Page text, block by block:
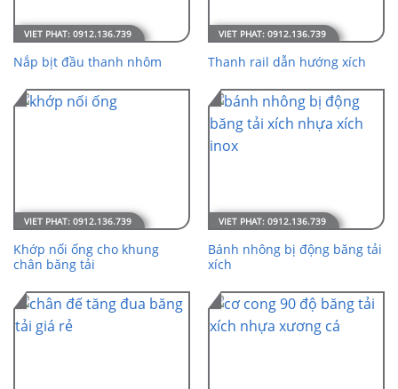
Nắp bịt đầu thanh nhôm Thanh rail dẫn hướng xích
Khớp nối ống cho khung
chân băng tải
Bánh nhông bị động băng tải
xích